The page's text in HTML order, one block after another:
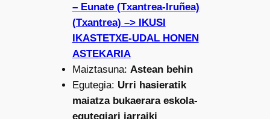
– Eunate (Txantrea-Iruñea)
(Txantrea) –> IKUSI
IKASTETXE-UDAL HONEN
ASTEKARIA
Maiztasuna: Astean behin
Egutegia: Urri hasieratik
maiatza bukaerara eskola-
egutegiari jarraiki